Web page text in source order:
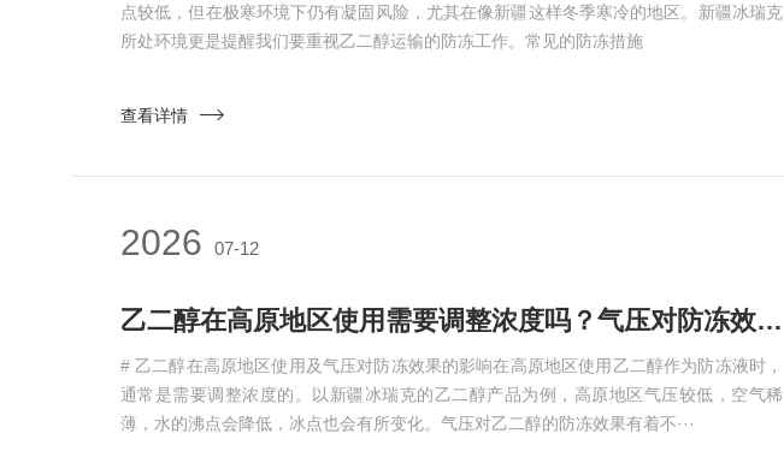
点较低，但在极寒环境下仍有凝固风险，尤其在像新疆这样冬季寒冷的地区。新疆冰瑞克
所处环境更是提醒我们要重视乙二醇运输的防冻工作。常见的防冻措施
查看详情
2026 07-12
乙二醇在高原地区使用需要调整浓度吗？气压对防冻效果的影响​
# 乙二醇在高原地区使用及气压对防冻效果的影响在高原地区使用乙二醇作为防冻液时，
通常是需要调整浓度的。以新疆冰瑞克的乙二醇产品为例，高原地区气压较低，空气稀
薄，水的沸点会降低，冰点也会有所变化。气压对乙二醇的防冻效果有着不···